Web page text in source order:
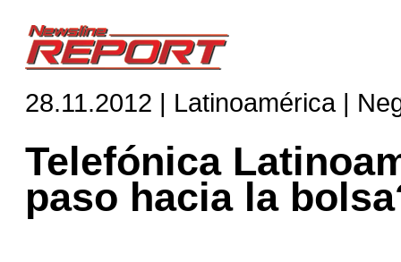
28.11.2012 | Latinoamérica |
Telefónica
paso hacia la